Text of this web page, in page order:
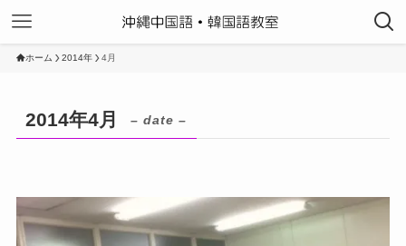
ホーム 2014年 4月
2014年4月 – date –